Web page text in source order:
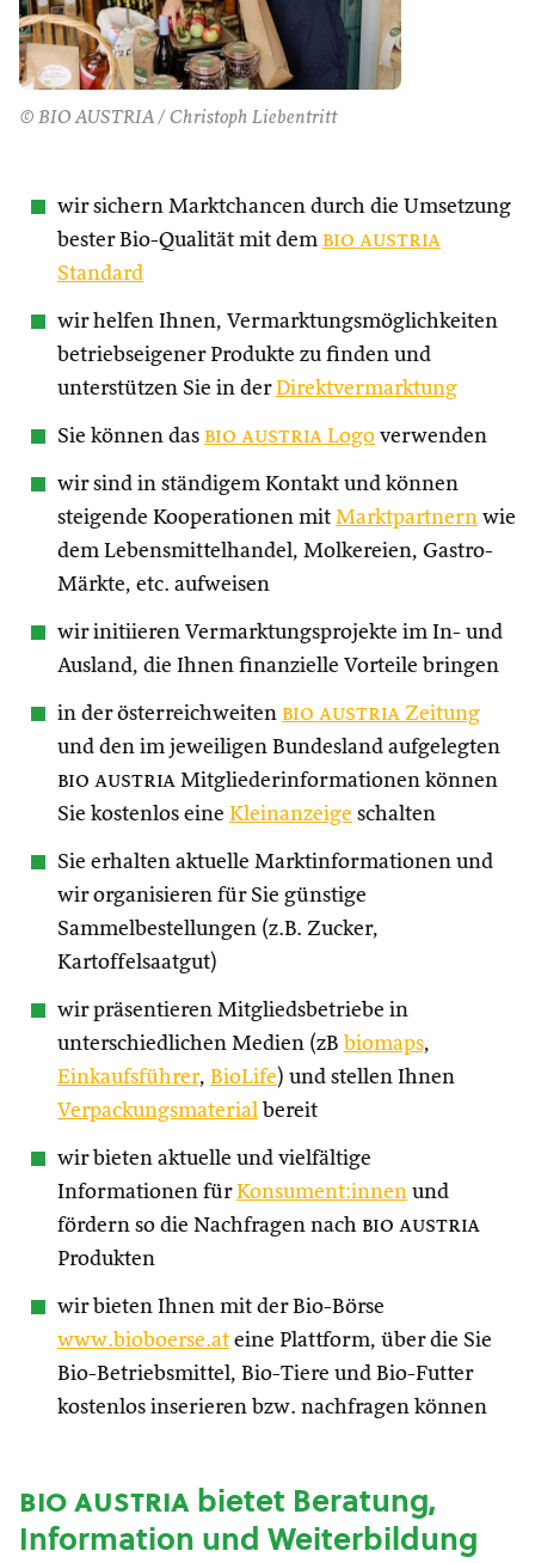
© BIO AUSTRIA / Christoph Liebentritt
wir sichern Marktchancen durch die Umsetzung
bester Bio-Qualität mit dem bio austria
Standard
wir helfen Ihnen, Vermarktungsmöglichkeiten
betriebseigener Produkte zu finden und
unterstützen Sie in derDirektvermarktung
Sie können das bio austria Logo verwenden
wir sind in ständigem Kontakt und können
steigende Kooperationen mit Marktpartnern wie
dem Lebensmittelhandel, Molkereien, Gastro-
Märkte, etc. aufweisen
wir initiieren Vermarktungsprojekte im In- und
Ausland, die Ihnen finanzielle Vorteile bringen
in der österreichweiten bio austria Zeitung
und den im jeweiligen Bundesland aufgelegten
bio austria Mitgliederinformationen können
Sie kostenlos eine Kleinanzeige schalten
Sie erhalten aktuelle Marktinformationen und
wir organisieren für Sie günstige
Sammelbestellungen (z.B. Zucker,
Kartoffelsaatgut)
wir präsentieren Mitgliedsbetriebe in
unterschiedlichen Medien (zB biomaps,
Einkaufsführer, BioLife) und stellen Ihnen
Verpackungsmaterial bereit
wir bieten aktuelle und vielfältige
Informationen fürKonsument:innen und
fördern so die Nachfragen nach bio austria
Produkten
wir bieten Ihnen mit der Bio-Börse
www.bioboerse.at eine Plattform, über die Sie
Bio-Betriebsmittel, Bio-Tiere und Bio-Futter
kostenlos inserieren bzw. nachfragen können
bio austriabietet Beratung,
Information und Weiterbildung